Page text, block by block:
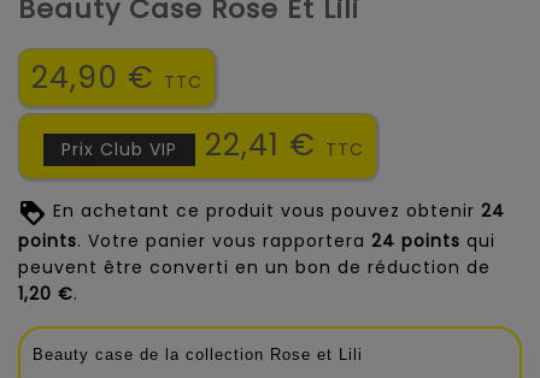
Beauty Case Rose Et Lili
24,90 € TTC
Prix Club VIP 22,41 € TTC
En achetant ce produit vous pouvez obtenir 24
points. Votre panier vous rapportera 24 points qui
peuvent être converti en un bon de réduction de
1,20 €.
Beauty case de la collection Rose et Lili